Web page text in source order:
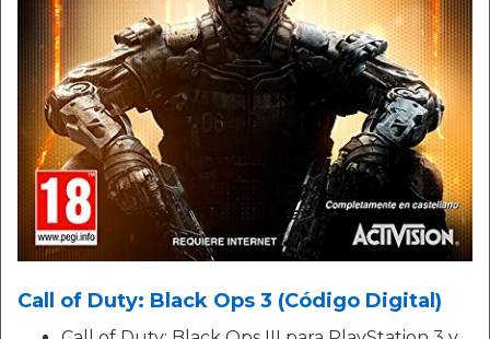
Call of Duty: Black Ops 3 (Código Digital)